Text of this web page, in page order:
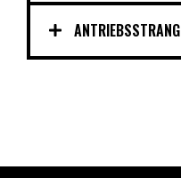
ANTRIEBSSTRANG